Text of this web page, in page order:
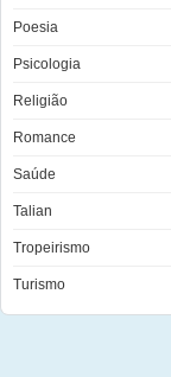
Poesia
Psicologia
Religião
Romance
Saúde
Talian
Tropeirismo
Turismo